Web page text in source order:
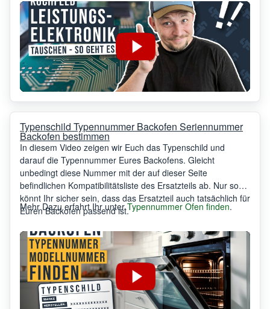
Typenschild Typennummer Backofen Seriennummer
Backofen bestimmen
In diesem Video zeigen wir Euch das Typenschild und
darauf die Typennummer Eures Backofens. Gleicht
unbedingt diese Nummer mit der auf dieser Seite
befindlichen Kompatibilitätsliste des Ersatzteils ab. Nur so
könnt Ihr sicher sein, dass das Ersatzteil auch tatsächlich für
Euren Backofen passend ist.
Mehr Dazu erfahrt Ihr unterTypennummer Ofen finden.